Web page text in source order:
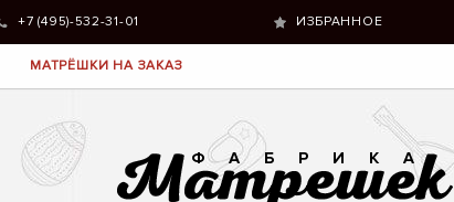
+7 (495)-532-31-01 ИЗБРАННОЕ
МАТРЁШКИ НА ЗАКАЗ